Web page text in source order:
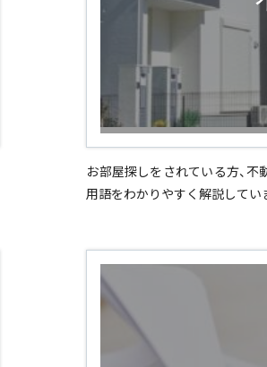
お部屋探しをされている方、
用語をわかりやすく解説してい